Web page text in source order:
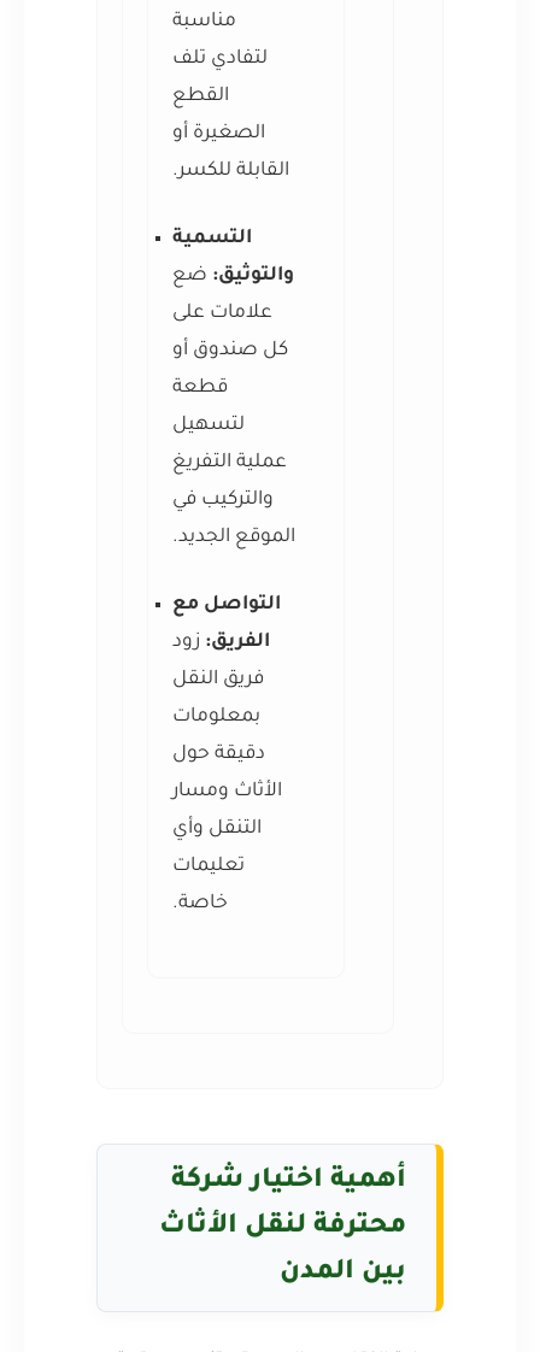
مناسبة
لتفادي تلف
القطع
الصغيرة أو
القابلة للكسر.
التسمية
والتوثيق: ضع
علامات على
كل صندوق أو
قطعة
لتسهيل
عملية التفريغ
والتركيب في
الموقع الجديد.
التواصل مع
الفريق: زود
فريق النقل
بمعلومات
دقيقة حول
الأثاث ومسار
التنقل وأي
تعليمات
خاصة.
أهمية اختيار شركة
محترفة لنقل الأثاث
بين المدن